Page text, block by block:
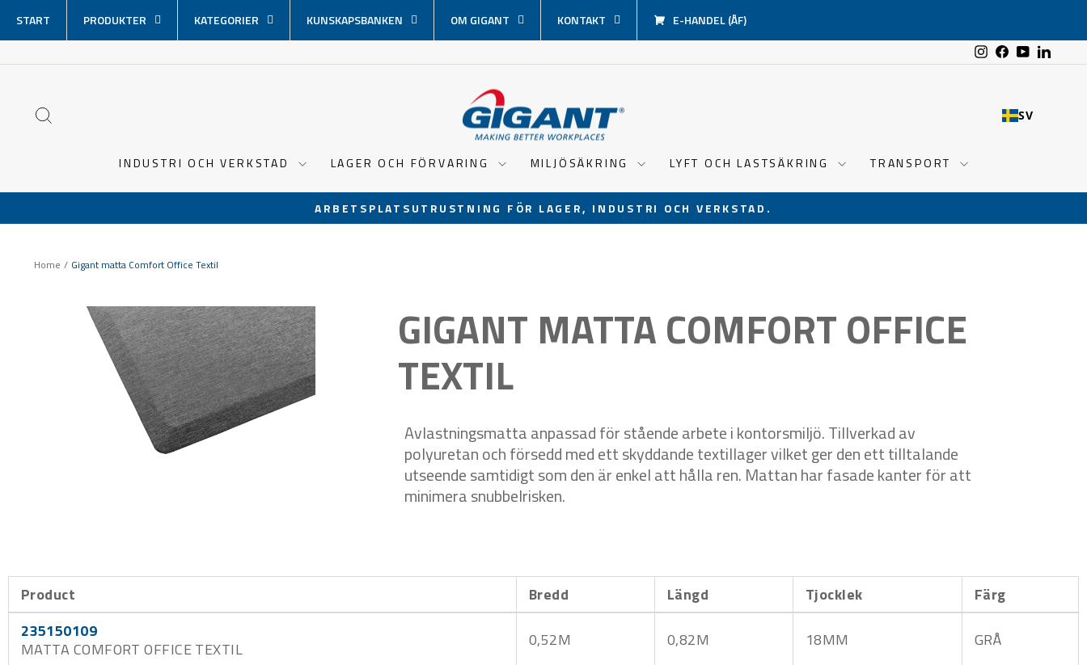
över
innehåll
START PRODUKTER KATEGORIER KUNSKAPSBANKEN OM GIGANT KONTAKT E-HANDEL (ÅF)
Instagram
Facebook
YouTube
SV
INDUSTRI OCH VERKSTAD LAGER OCH FÖRVARING MILJÖSÄKRING LYFT OCH LASTSÄKRING TRANSPORT
Pausa
ARBETSPLATSUTRUSTNING FÖR LAGER, INDUSTRI OCH VERKSTAD.
Home / Gigant matta Comfort Office Textil
GIGANT MATTA COMFORT OFFICE
TEXTIL
Avlastningsmatta anpassad för stående arbete i kontorsmiljö. Tillverkad av
polyuretan och försedd med ett skyddande textillager vilket ger den ett tilltalande
utseende samtidigt som den är enkel att hålla ren. Mattan har fasade kanter för att
minimera snubbelrisken.
Product Bredd Längd Tjocklek
Färg
235150109
MATTA COMFORT OFFICE TEXTIL
0,52M 0,82M 18MM GRÅ